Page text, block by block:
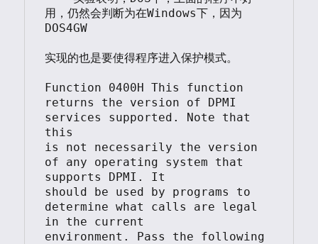
用，仍然会判断为在Windows下，因为
DOS4GW
实现的也是要使得程序进入保护模式。
Function 0400H This function
returns the version of DPMI
services supported. Note that
this
is not necessarily the version
of any operating system that
supports DPMI. It
should be used by programs to
determine what calls are legal
in the current
environment. Pass the following